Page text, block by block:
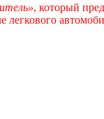
, который
легкового